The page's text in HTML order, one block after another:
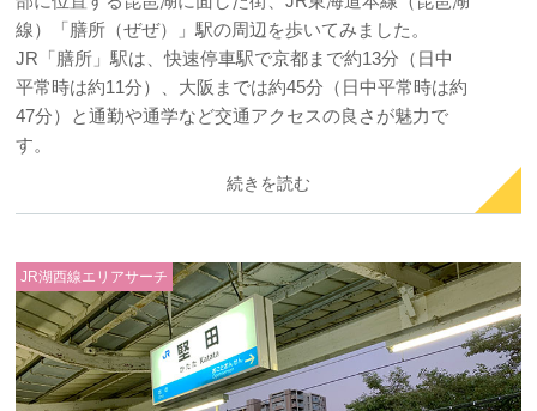
線）「膳所（ぜぜ）」駅の周辺を歩いてみました。
JR「膳所」駅は、快速停車駅で京都まで約13分（日中
平常時は約11分）、大阪までは約45分（日中平常時は約
47分）と通勤や通学など交通アクセスの良さが魅力で
す。
続きを読む
JR湖西線エリアサーチ